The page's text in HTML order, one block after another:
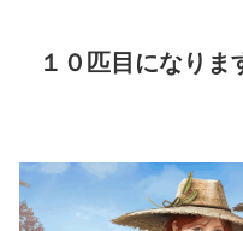
１０匹目になりま